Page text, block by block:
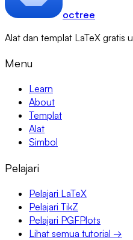
octree
Alat dan templat LaTeX gratis
Menu
Learn
About
Templat
Alat
Simbol
Pelajari
Pelajari LaTeX
Pelajari TikZ
Pelajari PGFPlots
Lihat semua tutorial →